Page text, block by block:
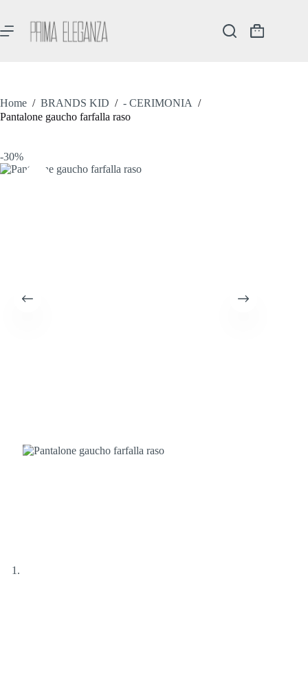
contenuto
Carrello
Home / BRANDS KID / - CERIMONIA /
Pantalone gaucho farfalla raso
-30%